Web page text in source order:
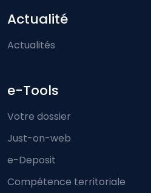
Actualité
Actualités
e-Tools
Votre dossier
Just-on-web
e-Deposit
Compétence territoriale